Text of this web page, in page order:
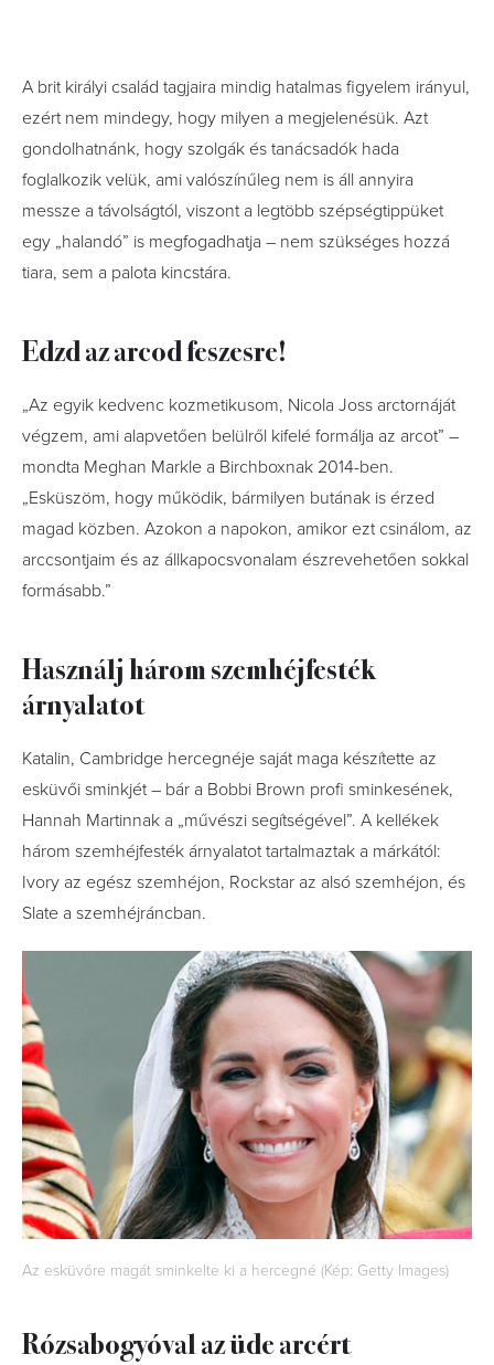
A brit királyi család tagjaira mindig hatalmas figyelem irányul,
ezért nem mindegy, hogy milyen a megjelenésük. Azt
gondolhatnánk, hogy szolgák és tanácsadók hada
foglalkozik velük, ami valószínűleg nem is áll annyira
messze a távolságtól, viszont a legtöbb szépségtippüket
egy „halandó” is megfogadhatja – nem szükséges hozzá
tiara, sem a palota kincstára.
Edzd az arcod feszesre!
„Az egyik kedvenc kozmetikusom, Nicola Joss arctornáját
végzem, ami alapvetően belülről kifelé formálja az arcot” –
mondta Meghan Markle a Birchboxnak 2014-ben.
„Esküszöm, hogy működik, bármilyen butának is érzed
magad közben. Azokon a napokon, amikor ezt csinálom, az
arccsontjaim és az állkapocsvonalam észrevehetően sokkal
formásabb.”
Használj három szemhéjfesték
árnyalatot
Katalin, Cambridge hercegnéje saját maga készítette az
esküvői sminkjét – bár a Bobbi Brown profi sminkesének,
Hannah Martinnak a „művészi segítségével”. A kellékek
három szemhéjfesték árnyalatot tartalmaztak a márkától:
Ivory az egész szemhéjon, Rockstar az alsó szemhéjon, és
Slate a szemhéjráncban.
Az esküvőre magát sminkelte ki a hercegné (Kép: Getty Images)
Rózsabogyóval az üde arcért